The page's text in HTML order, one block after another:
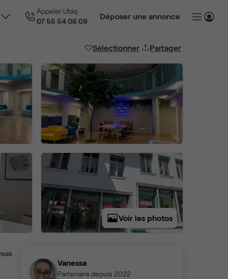
Appeler Ubiq
07 55 54 06 09
Déposer une annonce
Sélectionner Partager
Voir les photos
Vanessa
Partenaire depuis 2022